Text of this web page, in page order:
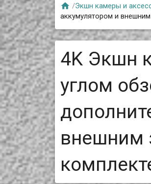
 /Экшн камеры и
аккумулятором и
4K Экшн
углом
внешним